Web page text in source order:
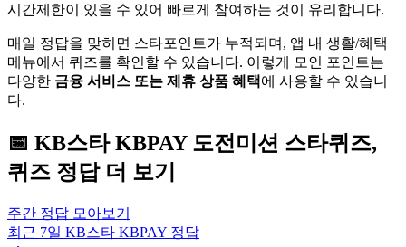
시간제한이 있을 수 있어 빠르게 참여하는 것이 유리합니다.
매일 정답을 맞히면 스타포인트가 누적되며, 앱 내 생활/혜택
메뉴에서 퀴즈를 확인할 수 있습니다. 이렇게 모인 포인트는
다양한 금융 서비스 또는 제휴 상품 혜택에 사용할 수 있습니
다.
📅 KB스타 KBPAY 도전미션 스타퀴즈,
퀴즈 정답 더 보기
주간 정답 모아보기
최근 7일 KB스타 KBPAY 정답